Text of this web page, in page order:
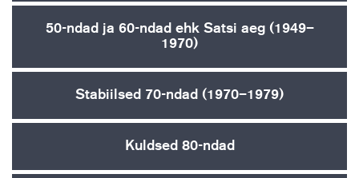
50-ndad ja 60-ndad ehk Satsi aeg (1949–
1970)
Stabiilsed 70-ndad (1970–1979)
Kuldsed 80-ndad